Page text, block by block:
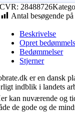
CVR: 28488726
Antal besøgende
Beskrivelse
Opret
Bedømmelser
Stjerner
er en dansk
indblik i landets
kan nuværende og
de gode og de